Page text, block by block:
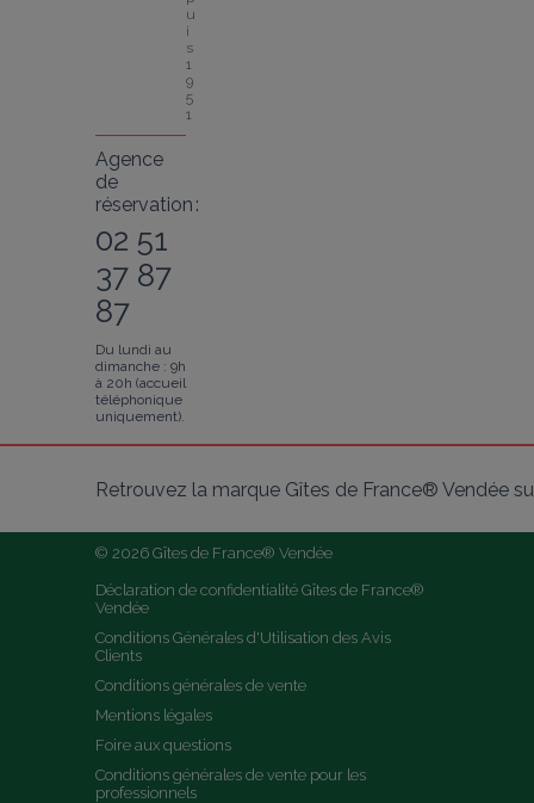
u
i
s
1
9
5
1
Agence
de
réservation :
02 51
37 87
87
Du lundi au
dimanche : 9h
à 20h (accueil
téléphonique
uniquement).
Retrouvez la marque Gîtes de France® Vendée
© 2026 Gîtes de France® Vendée
Déclaration de confidentialité Gîtes de France®
Vendée
Conditions Générales d'Utilisation des Avis
Clients
Conditions générales de vente
Mentions légales
Foire aux questions
Conditions générales de vente pour les
professionnels